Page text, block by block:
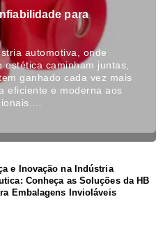
para
automotiva, onde
caminham juntas,
ganhado cada vez mais
eficiente e moderna aos
e Inovação na Indústria
Conheça as Soluções da HB
Embalagens Invioláveis